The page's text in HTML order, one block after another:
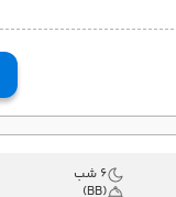
6 شب
(BB)